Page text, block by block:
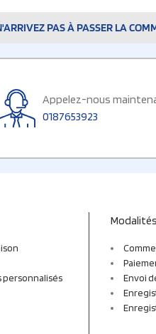
PAS À PASSER LA
Appelez-nous
0187653923
personnalisés
Envoi